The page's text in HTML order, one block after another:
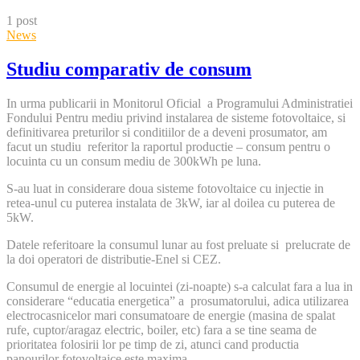
1 post
News
Studiu comparativ de consum
In urma publicarii in Monitorul Oficial a Programului Administratiei
Fondului Pentru mediu privind instalarea de sisteme fotovoltaice, si
definitivarea preturilor si conditiilor de a deveni prosumator, am
facut un studiu referitor la raportul productie – consum pentru o
locuinta cu un consum mediu de 300kWh pe luna.
S-au luat in considerare doua sisteme fotovoltaice cu injectie in
retea-unul cu puterea instalata de 3kW, iar al doilea cu puterea de
5kW.
Datele referitoare la consumul lunar au fost preluate si prelucrate de
la doi operatori de distributie-Enel si CEZ.
Consumul de energie al locuintei (zi-noapte) s-a calculat fara a lua in
considerare “educatia energetica” a prosumatorului, adica utilizarea
electrocasnicelor mari consumatoare de energie (masina de spalat
rufe, cuptor/aragaz electric, boiler, etc) fara a se tine seama de
prioritatea folosirii lor pe timp de zi, atunci cand productia